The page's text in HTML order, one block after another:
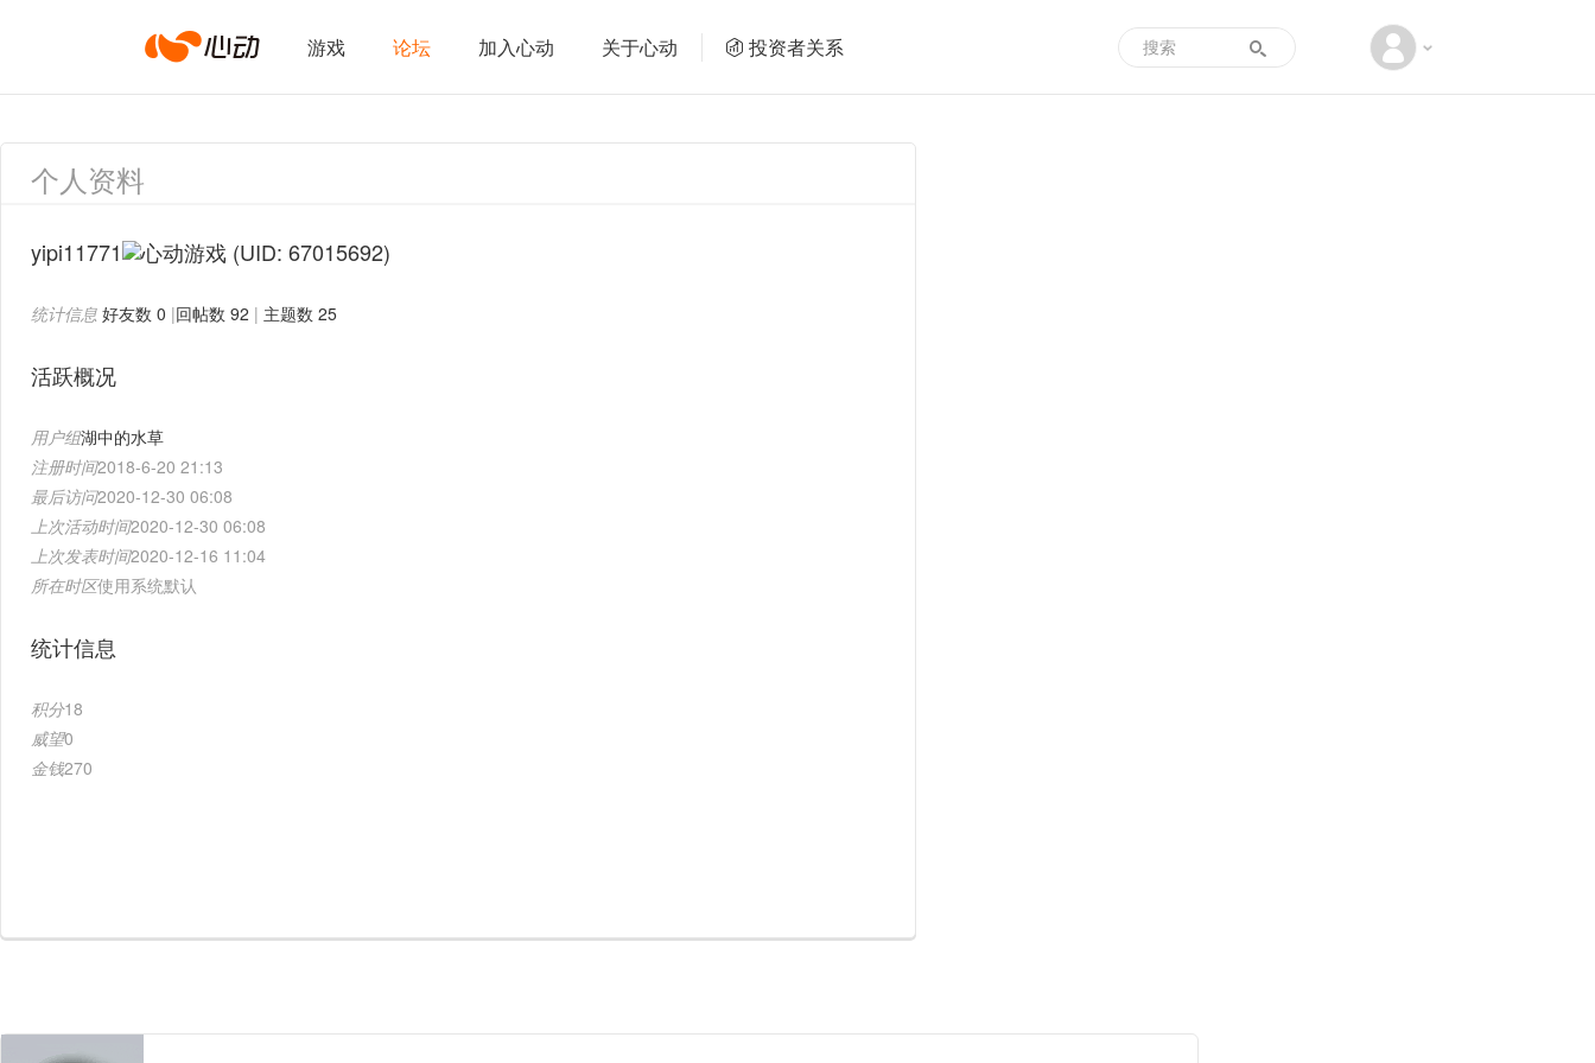
心
动
络
游戏 论坛 加入心动 关于心动 投资者关系
个人资料
yipi11771 (UID: 67015692)
统计信息 好友数 0 |回帖数 92 | 主题数 25
活跃概况
用户组湖中的水草
注册时间2018-6-20 21:13
最后访问2020-12-30 06:08
上次活动时间2020-12-30 06:08
上次发表时间2020-12-16 11:04
所在时区使用系统默认
统计信息
积分18
威望0
金钱270